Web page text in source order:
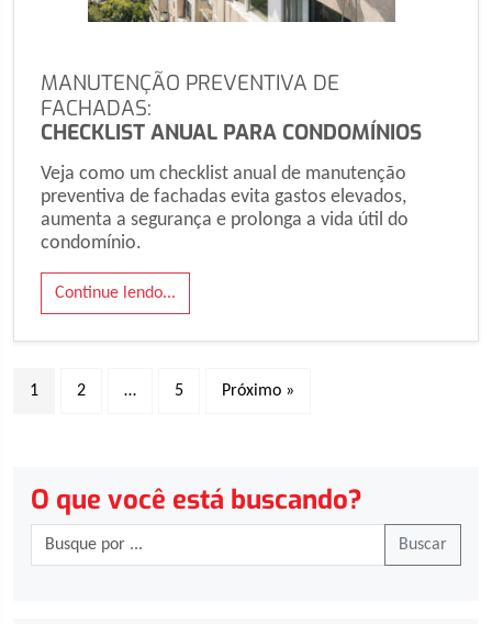
MANUTENÇÃO PREVENTIVA DE
FACHADAS:
CHECKLIST ANUAL PARA CONDOMÍNIOS
Veja como um checklist anual de manutenção
preventiva de fachadas evita gastos elevados,
aumenta a segurança e prolonga a vida útil do
condomínio.
Continue lendo...
1 2 … 5 Próximo »
O que você está buscando?
Buscar